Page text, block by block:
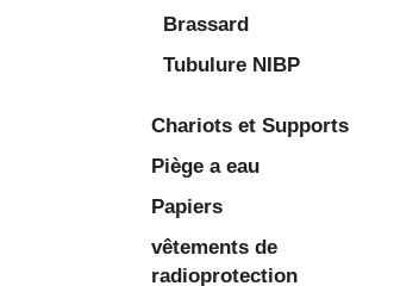
Brassard
Tubulure NIBP
Chariots et Supports
Piège a eau
Papiers
vêtements de
radioprotection